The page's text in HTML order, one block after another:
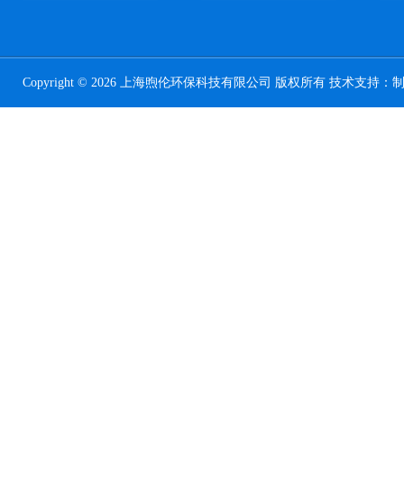
Copyright © 2026 上海煦伦环保科技有限公司 版权所有 技术支持：